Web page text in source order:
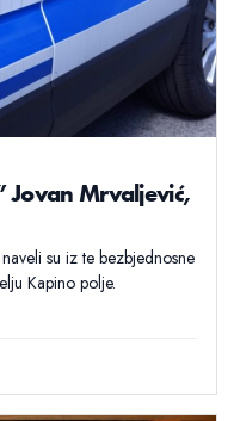
Jovan Mrvaljević,
su iz te bezbjednosne
Kapino polje.